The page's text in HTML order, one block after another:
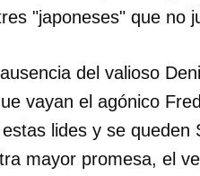
"japoneses" que no
del valioso
vayan el agónico
lides y se queden
mayor promesa, el